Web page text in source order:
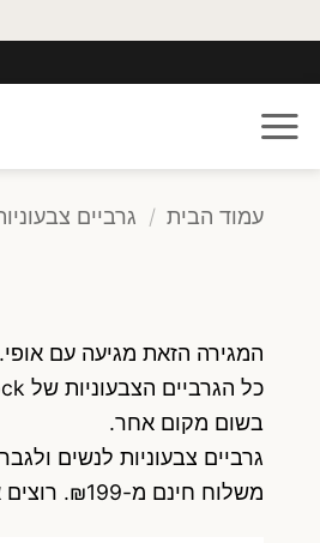
content
עמוד הבית / גרביים
המגירה הזאת מגיעה עם אופי.
בשום מקום אחר.
גרביים צבעוניות לנשים ולגברים. 86% כותנה טבעית, ללא תפר, והצבע נשאר חי גם אחרי
משלוח חינם מ-₪199. רוצים את כל הקולקציה במכה אחת? יש את